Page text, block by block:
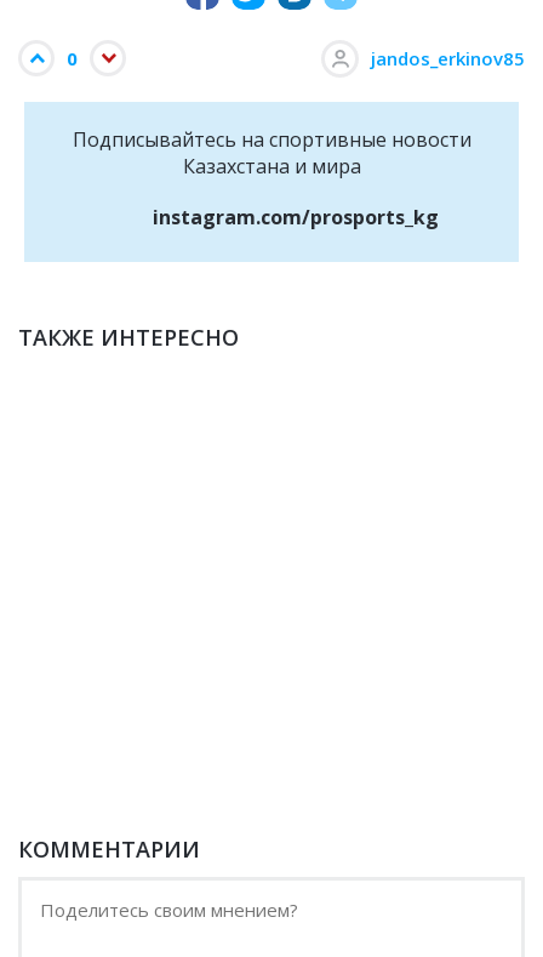
0 jandos_erkinov85
Подписывайтесь на cпортивные новости
Казахстана и мира
instagram.com/prosports_kg
ТАКЖЕ ИНТЕРЕСНО
КОММЕНТАРИИ